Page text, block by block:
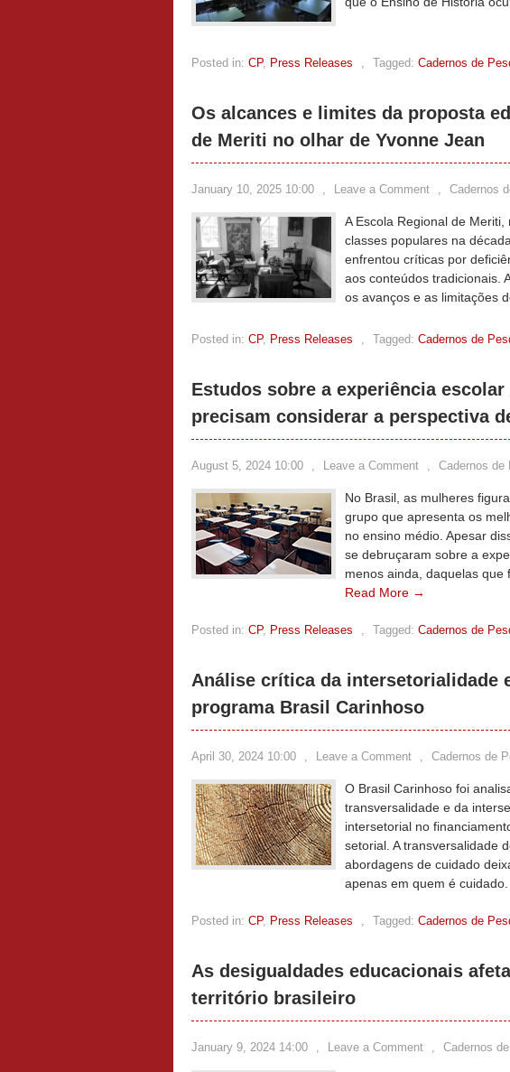
Posted in: CP, Press Releases , Tagged: Cadernos de
Os alcances e limites da proposta
de Meriti no olhar de Yvonne Jean
January 10, 2025 10:00 , Leave a Comment , Cadernos
A Escola Regional de
classes populares na
enfrentou críticas por
aos conteúdos tradicionais.
os avanços e as limitações
Posted in: CP, Press Releases , Tagged: Cadernos de
Estudos sobre a experiência
precisam considerar a perspectiva
August 5, 2024 10:00 , Leave a Comment , Cadernos de
No Brasil, as mulheres
grupo que apresenta os
no ensino médio. Apesar
se debruçaram sobre a
menos ainda, daquelas que
Read More →
Posted in: CP, Press Releases , Tagged: Cadernos de
Análise crítica da intersetorialidade
programa Brasil Carinhoso
April 30, 2024 10:00 , Leave a Comment , Cadernos de
O Brasil Carinhoso foi
transversalidade e da
intersetorial no
setorial. A transversalidade
abordagens de cuidado
apenas em quem é cuidado.
Posted in: CP, Press Releases , Tagged: Cadernos de
As desigualdades educacionais
território brasileiro
January 9, 2024 14:00 , Leave a Comment , Cadernos